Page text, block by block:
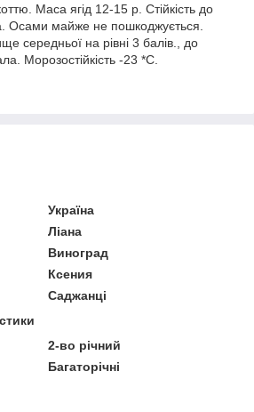
Маса ягід 12-15 р. Стійкість до
Осами майже не пошкоджується.
середньої на рівні 3 балів., до
Морозостійкість -23 *С.
Україна
Ліана
Виноград
Ксения
Саджанці
2-во річний
Багаторічні